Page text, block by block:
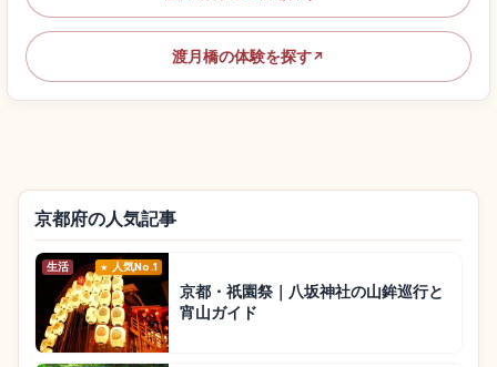
渡月橋の体験を探す↗
京都府の人気記事
生活 人気No.1
京都・祇園祭｜八坂神社の山鉾巡行と
宵山ガイド